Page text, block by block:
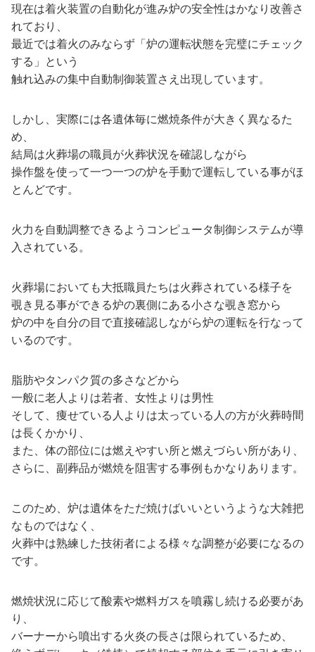
現在は着火装置の自動化が進み炉の安全性はかなり改善さ
れており、
最近では着火のみならず「炉の運転状態を完璧にチェック
する」という
触れ込みの集中自動制御装置さえ出現しています。
しかし、実際には各遺体毎に燃焼条件が大きく異なるた
め、
結局は火葬場の職員が火葬状況を確認しながら
操作盤を使って一つ一つの炉を手動で運転している事がほ
とんどです。
火力を自動調整できるようコンピュータ制御システムが導
入されている。
火葬場においても大抵職員たちは火葬されている様子を
覗き見る事ができる炉の裏側にある小さな覗き窓から
炉の中を自分の目で直接確認しながら炉の運転を行なって
いるのです。
脂肪やタンパク質の多さなどから
一般に老人よりは若者、女性よりは男性
そして、痩せている人よりは太っている人の方が火葬時間
は長くかかり、
また、体の部位には燃えやすい所と燃えづらい所があり、
さらに、副葬品が燃焼を阻害する事例もかなりあります。
このため、炉は遺体をただ焼けばいいというような大雑把
なものではなく、
火葬中は熟練した技術者による様々な調整が必要になるの
です。
燃焼状況に応じて酸素や燃料ガスを噴霧し続ける必要があ
り、
バーナーから噴出する火炎の長さは限られているため、